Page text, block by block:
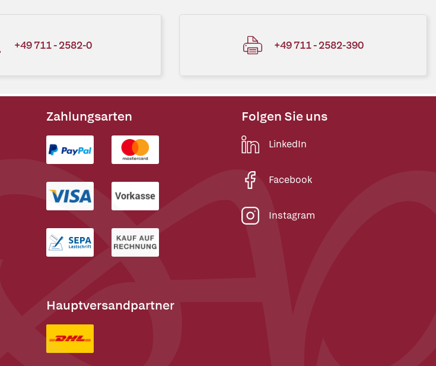
+49 711 - 2582-0 +49 711 - 2582-390
Zahlungsarten
Hauptversandpartner
Folgen Sie uns
LinkedIn
Facebook
Instagram